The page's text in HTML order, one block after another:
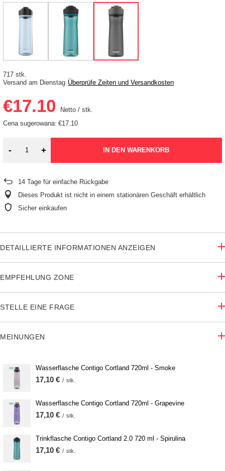
717 stk.
Versand am Dienstag Überprüfe Zeiten und Versandkosten
€17.10 Netto / stk.
Cena sugerowana: €17.10
- + IN DEN WARENKORB
14 Tage für einfache Rückgabe
Dieses Produkt ist nicht in einem stationären Geschäft erhältlich
Sicher einkaufen
DETAILLIERTE INFORMATIONEN ANZEIGEN
EMPFEHLUNG ZONE
STELLE EINE FRAGE
MEINUNGEN
Wasserflasche Contigo Cortland 720ml - Smoke
17,10 € / stk.
Wasserflasche Contigo Cortland 720ml - Grapevine
17,10 € / stk.
Trinkflasche Contigo Cortland 2.0 720 ml - Spirulina
17,10 € / stk.